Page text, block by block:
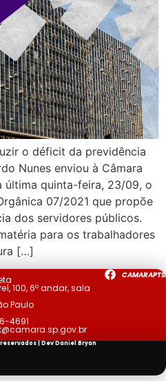
o déficit da previdência
Nunes enviou à Câmara
última quinta-feira, 23/09, o
07/2021 que propõe
dos servidores públicos.
para os trabalhadores
[…]
100, 6º andar, sala
Paulo
4691
| DevDaniel Bryan